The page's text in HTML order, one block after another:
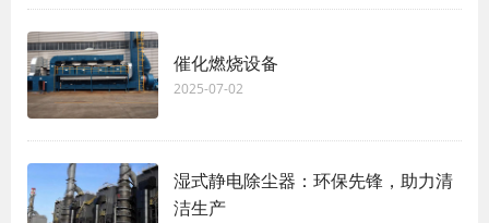
催化燃烧设备
2025-07-02
湿式静电除尘器：环保先锋，助力清
洁生产